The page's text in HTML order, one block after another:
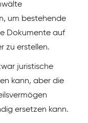
um bestehende
Dokumente auf
zu erstellen.
juristische
kann, aber die
ersetzen kann.